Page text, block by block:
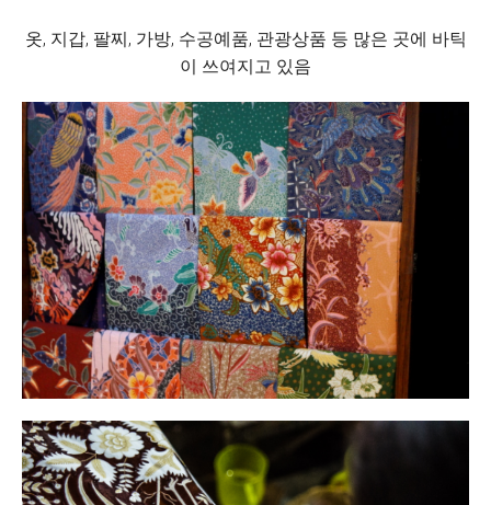
옷, 지갑, 팔찌, 가방, 수공예품, 관광상품 등 많은 곳에 바틱
이 쓰여지고 있음